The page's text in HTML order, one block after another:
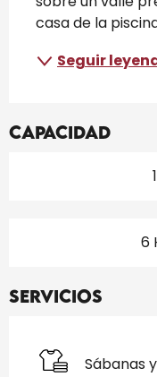
casa de la
Seguir
Capacidad
6
Servicios
Sábanas